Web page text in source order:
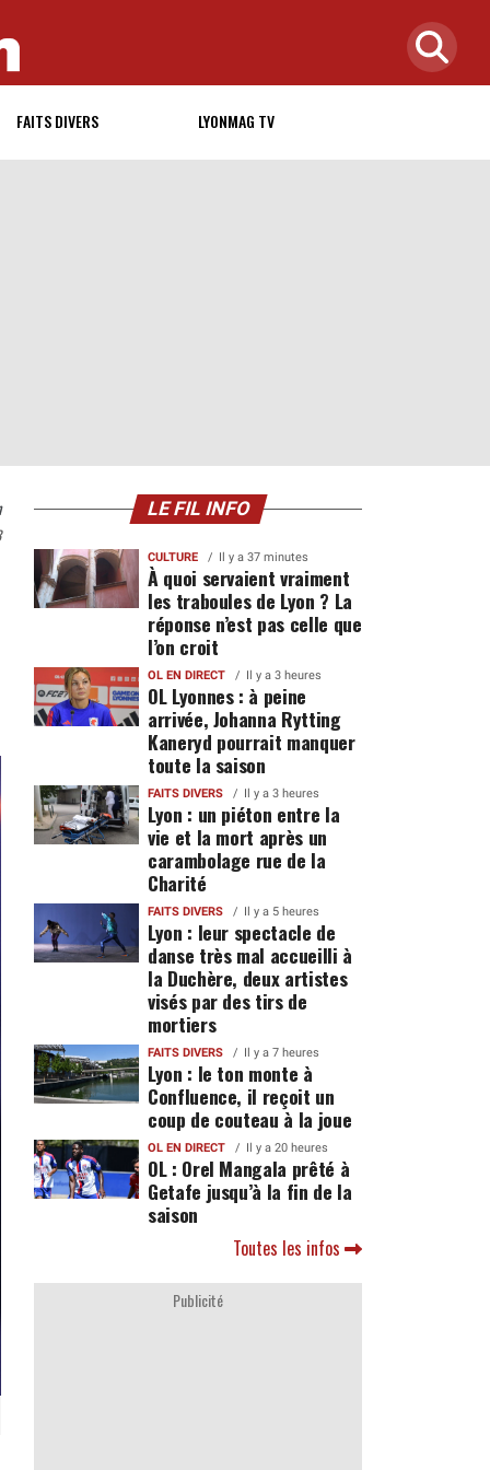
FAITS DIVERS LYONMAG TV
LE FIL INFO
CULTURE Il y a 37 minutes
À quoi servaient vraiment
les traboules de Lyon ? La
réponse n’est pas celle que
l’on croit
OL EN DIRECT Il y a 3 heures
OL Lyonnes : à peine
arrivée, Johanna Rytting
Kaneryd pourrait manquer
toute la saison
FAITS DIVERS Il y a 3 heures
Lyon : un piéton entre la
vie et la mort après un
carambolage rue de la
Charité
FAITS DIVERS Il y a 5 heures
Lyon : leur spectacle de
danse très mal accueilli à
la Duchère, deux artistes
visés par des tirs de
mortiers
FAITS DIVERS Il y a 7 heures
Lyon : le ton monte à
Confluence, il reçoit un
coup de couteau à la joue
OL EN DIRECT Il y a 20 heures
OL : Orel Mangala prêté à
Getafe jusqu’à la fin de la
saison
Toutes les infos
Publicité